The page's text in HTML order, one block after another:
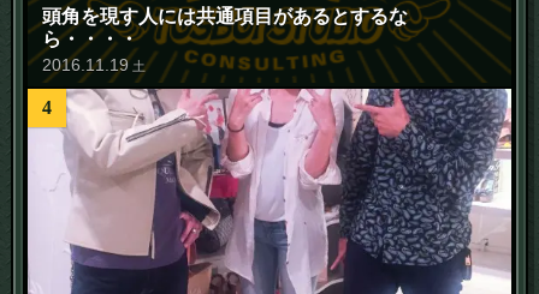
頭角を現す人には共通項目があるとするな
ら・・・・
2016 11 19 土
4